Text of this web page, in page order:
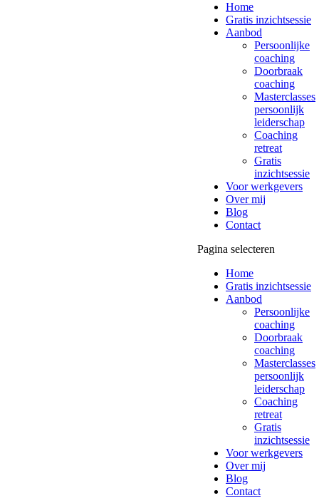
Home
Gratis inzichtsessie
Aanbod
Persoonlijke
coaching
Doorbraak
coaching
Masterclasses
persoonlijk
leiderschap
Coaching
retreat
Gratis
inzichtsessie
Voor werkgevers
Over mij
Blog
Contact
Pagina selecteren
Home
Gratis inzichtsessie
Aanbod
Persoonlijke
coaching
Doorbraak
coaching
Masterclasses
persoonlijk
leiderschap
Coaching
retreat
Gratis
inzichtsessie
Voor werkgevers
Over mij
Blog
Contact